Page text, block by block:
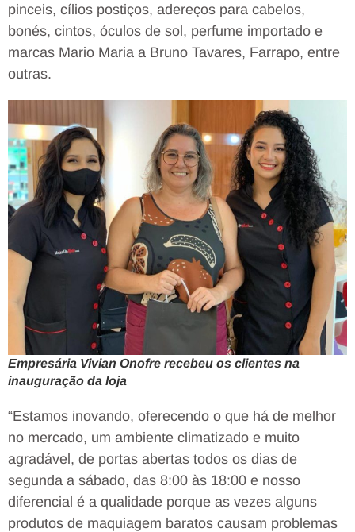
pinceis, cílios postiços, adereços para cabelos,
bonés, cintos, óculos de sol, perfume importado e
marcas Mario Maria a Bruno Tavares, Farrapo, entre
outras.
Empresária Vivian Onofre recebeu os clientes na
inauguração da loja
“Estamos inovando, oferecendo o que há de melhor
no mercado, um ambiente climatizado e muito
agradável, de portas abertas todos os dias de
segunda a sábado, das 8:00 às 18:00 e nosso
diferencial é a qualidade porque as vezes alguns
produtos de maquiagem baratos causam problemas